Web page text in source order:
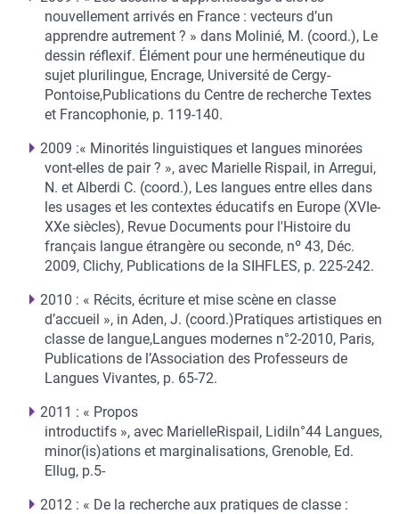
nouvellement arrivés en France : vecteurs d’un
apprendre autrement ? » dans Molinié, M. (coord.), Le
dessin réflexif. Élément pour une herméneutique du
sujet plurilingue, Encrage, Université de Cergy-
Pontoise,Publications du Centre de recherche Textes
et Francophonie, p. 119-140.
2009 :« Minorités linguistiques et langues minorées
vont-elles de pair ? », avec Marielle Rispail, in Arregui,
N. et Alberdi C. (coord.), Les langues entre elles dans
les usages et les contextes éducatifs en Europe (XVIe-
XXe siècles), Revue Documents pour l'Histoire du
français langue étrangère ou seconde, nº 43, Déc.
2009, Clichy, Publications de la SIHFLES, p. 225-242.
2010 : « Récits, écriture et mise scène en classe
d’accueil », in Aden, J. (coord.)Pratiques artistiques en
classe de langue,Langues modernes n°2-2010, Paris,
Publications de l’Association des Professeurs de
Langues Vivantes, p. 65-72.
2011 : « Propos
introductifs », avec MarielleRispail, Lidiln°44 Langues,
minor(is)ations et marginalisations, Grenoble, Ed.
Ellug, p.5-
2012 : « De la recherche aux pratiques de classe :